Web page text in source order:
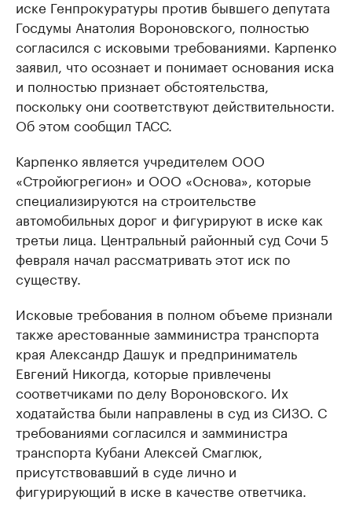
иске Генпрокуратуры против бывшего депутата
Госдумы Анатолия Вороновского, полностью
согласился с исковыми требованиями. Карпенко
заявил, что осознает и понимает основания иска
и полностью признает обстоятельства,
поскольку они соответствуют действительности.
Об этом сообщил ТАСС.
Карпенко является учредителем ООО
«Стройюгрегион» и ООО «Основа», которые
специализируются на строительстве
автомобильных дорог и фигурируют в иске как
третьи лица. Центральный районный суд Сочи 5
февраля начал рассматривать этот иск по
существу.
Исковые требования в полном объеме признали
также арестованные замминистра транспорта
края Александр Дашук и предприниматель
Евгений Никогда, которые привлечены
соответчиками по делу Вороновского. Их
ходатайства были направлены в суд из СИЗО. С
требованиями согласился и замминистра
транспорта Кубани Алексей Смаглюк,
присутствовавший в суде лично и
фигурирующий в иске в качестве ответчика.